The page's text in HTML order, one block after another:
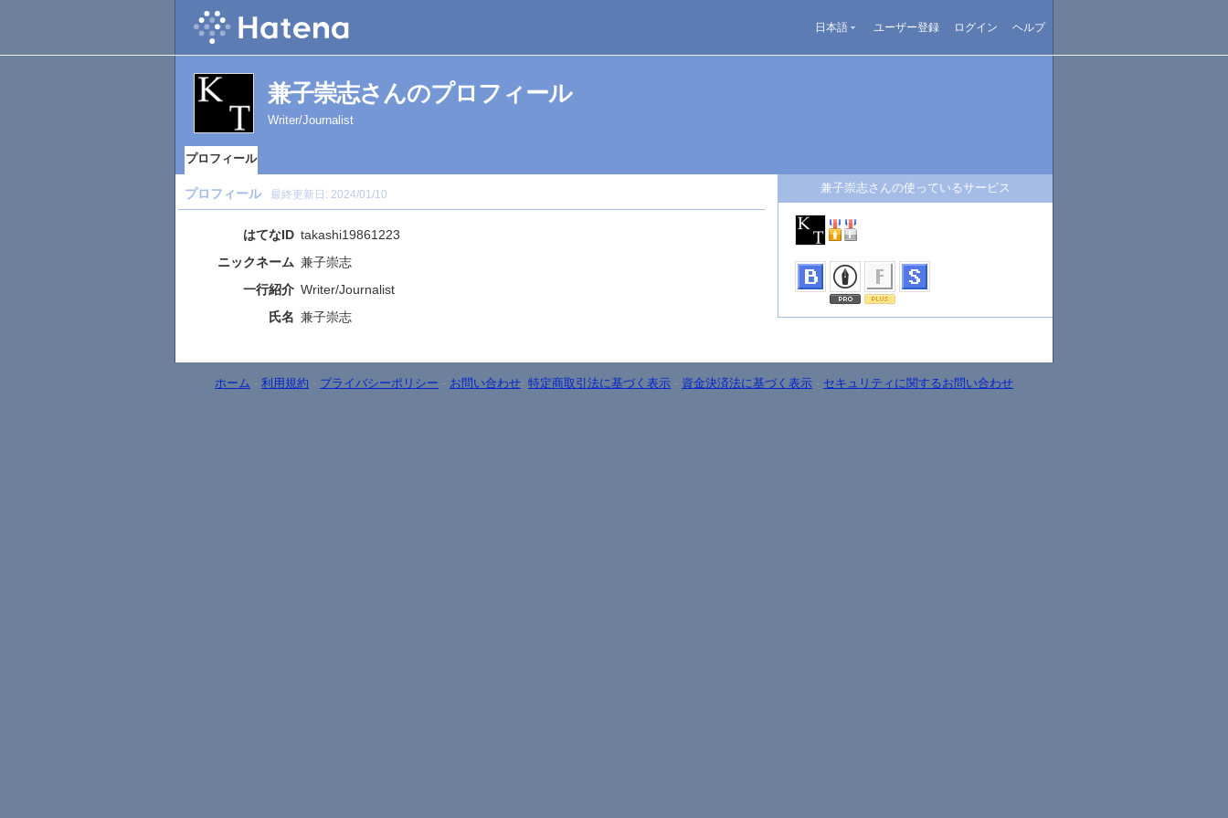
日本語 ユーザー登録 ログイン ヘルプ
兼子崇志さんのプロフィール
Writer/Journalist
プロフィール
プロフィール 最終更新日: 2024/01/10
はてなID takashi19861223
ニックネーム 兼子崇志
一行紹介 Writer/Journalist
氏名 兼子崇志
兼子崇志さんの使っているサービス
ホーム - 利用規約 - プライバシーポリシー - お問い合わせ- 特定商取引法に基づく表示 - 資金決済法に基づく表示 - セキュリティに関するお問い合わせ